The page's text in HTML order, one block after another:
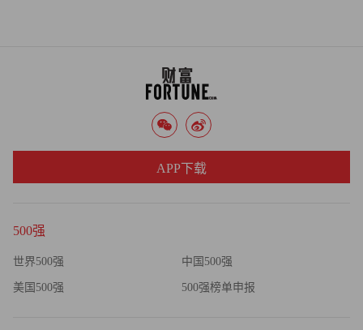
美泰（Mattel）生产的工厂是如何雇佣童工或支付低于最低
标准的工资的。然而，CSR 与中小型企业的关系并不清
晰，而这个因素正是对 CSR 的重大挑战。这个问题在一些
包括玩具业和制衣业在内的竞争激烈的行业中相当突出。其
中一个问题在于如何评估。一方面，小生产商被要求不断降
价；另一方面，他们在 CSR 上的支出越来越大。一些在中
不断杀价，让他们没有利润，更没有能力达到社会或环境方
500强
世界500强 中国500强
美国500强 500强榜单申报
APP下载